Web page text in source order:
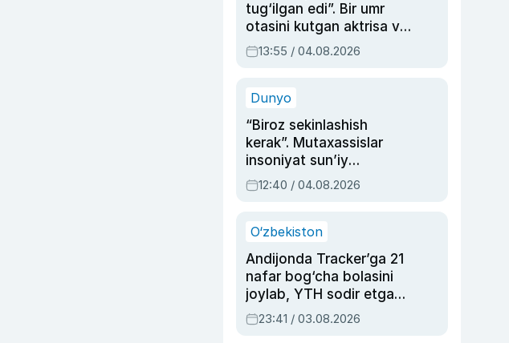
tug‘ilgan edi”. Bir umr
otasini kutgan aktrisa va
dublyaj ustasi Rimma
Ahmedovaning
13:55 / 04.08.2026
Dunyo
“Biroz sekinlashish
kerak”. Mutaxassislar
insoniyat sun’iy
intellektni boshqara
olmay qolishidan xavotir
12:40 / 04.08.2026
O‘zbekiston
Andijonda Tracker’ga 21
nafar bog‘cha bolasini
joylab, YTH sodir etgan
ayolga sud hukmi o‘qildi
23:41 / 03.08.2026